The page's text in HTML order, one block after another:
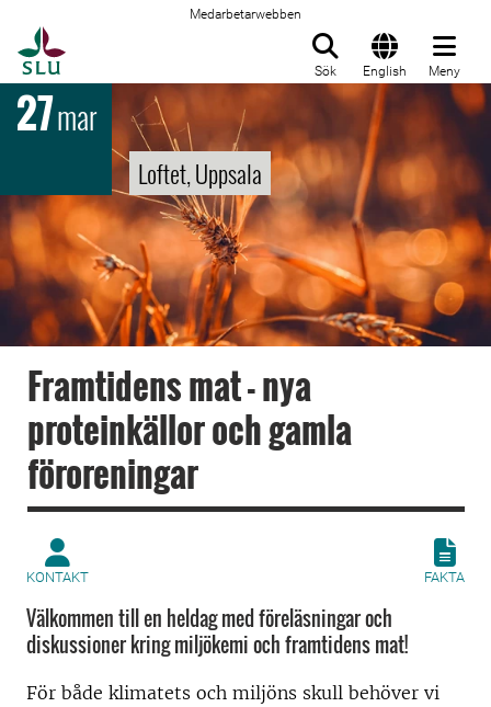
Medarbetarwebben
Sök English Meny
27mar
Loftet, Uppsala
Framtidens mat - nya
proteinkällor och gamla
föroreningar
KONTAKT FAKTA
Välkommen till en heldag med föreläsningar och
diskussioner kring miljökemi och framtidens mat!
För både klimatets och miljöns skull behöver vi